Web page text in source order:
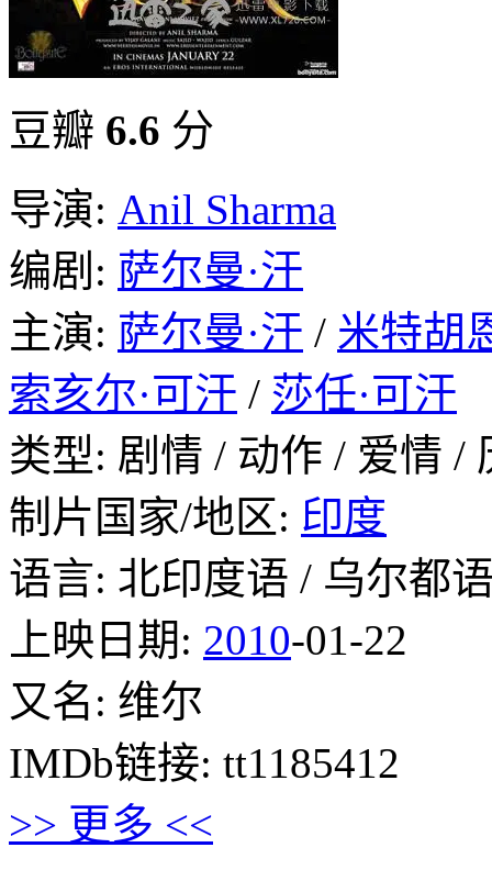
豆瓣 6.6 分
导演: Anil Sharma
编剧: 萨尔曼·汗
主演: 萨尔曼·汗 / 米特胡
索亥尔·可汗 / 莎任·可汗
类型: 剧情 / 动作 / 爱情 /
制片国家/地区: 印度
语言: 北印度语 / 乌尔都
上映日期: 2010-01-22
又名: 维尔
IMDb链接: tt1185412
>> 更多 <<